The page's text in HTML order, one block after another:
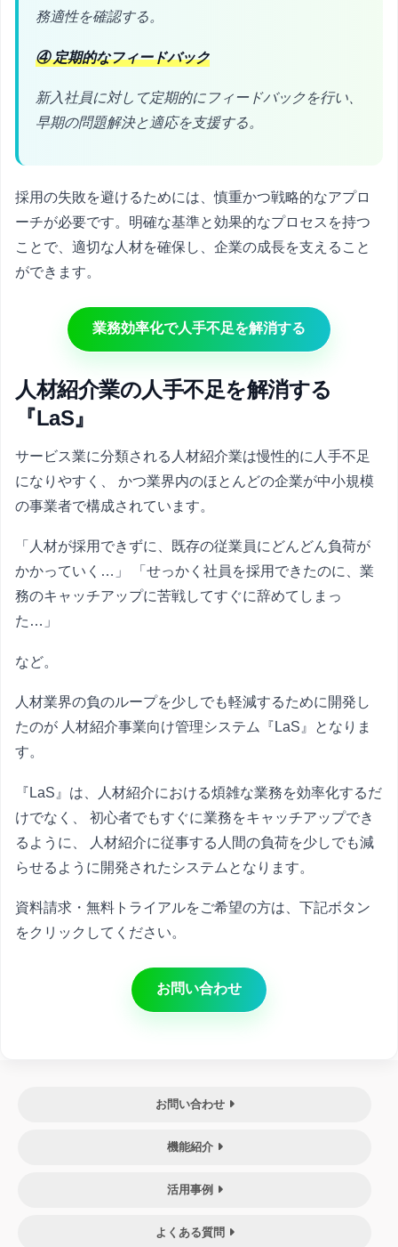
務適性を確認する。
④ 定期的なフィードバック
新入社員に対して定期的にフィードバックを行い、
早期の問題解決と適応を支援する。
採用の失敗を避けるためには、慎重かつ戦略的なアプロ
ーチが必要です。明確な基準と効果的なプロセスを持つ
ことで、適切な人材を確保し、企業の成長を支えること
ができます。
業務効率化で人手不足を解消する
人材紹介業の人手不足を解消する
『LaS』
サービス業に分類される人材紹介業は慢性的に人手不足
になりやすく、 かつ業界内のほとんどの企業が中小規模
の事業者で構成されています。
「人材が採用できずに、既存の従業員にどんどん負荷が
かかっていく…」 「せっかく社員を採用できたのに、業
務のキャッチアップに苦戦してすぐに辞めてしまっ
た…」
など。
人材業界の負のループを少しでも軽減するために開発し
たのが 人材紹介事業向け管理システム『LaS』となりま
す。
『LaS』は、人材紹介における煩雑な業務を効率化するだ
けでなく、 初心者でもすぐに業務をキャッチアップでき
るように、 人材紹介に従事する人間の負荷を少しでも減
らせるように開発されたシステムとなります。
資料請求・無料トライアルをご希望の方は、下記ボタン
をクリックしてください。
お問い合わせ
お問い合わせ
機能紹介
活用事例
よくある質問